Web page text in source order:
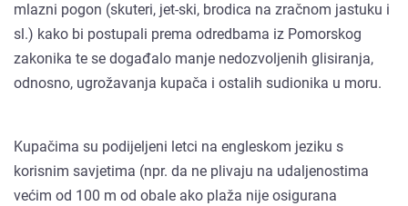
mlazni pogon (skuteri, jet-ski, brodica na zračnom jastuku i
sl.) kako bi postupali prema odredbama iz Pomorskog
zakonika te se događalo manje nedozvoljenih glisiranja,
odnosno, ugrožavanja kupača i ostalih sudionika u moru.
Kupačima su podijeljeni letci na engleskom jeziku s
korisnim savjetima (npr. da ne plivaju na udaljenostima
većim od 100 m od obale ako plaža nije osigurana